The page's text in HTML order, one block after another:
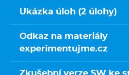
Ukázka úloh (2 úlohy)
Odkaz na materiály
experimentujme.cz